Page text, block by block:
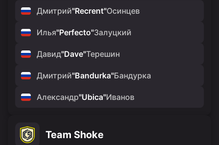
Дмитрий"Recrent"Осинцев
Илья"Perfecto"Залуцкий
Давид"Dave"Терешин
Дмитрий"Bandurka"Бандурка
Александр"Ubica"Иванов
Team Shoke